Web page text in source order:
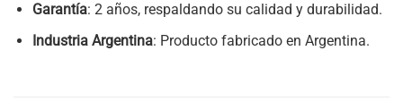
Garantía: 2 años, respaldando su calidad y durabilidad.
Industria Argentina: Producto fabricado en Argentina.